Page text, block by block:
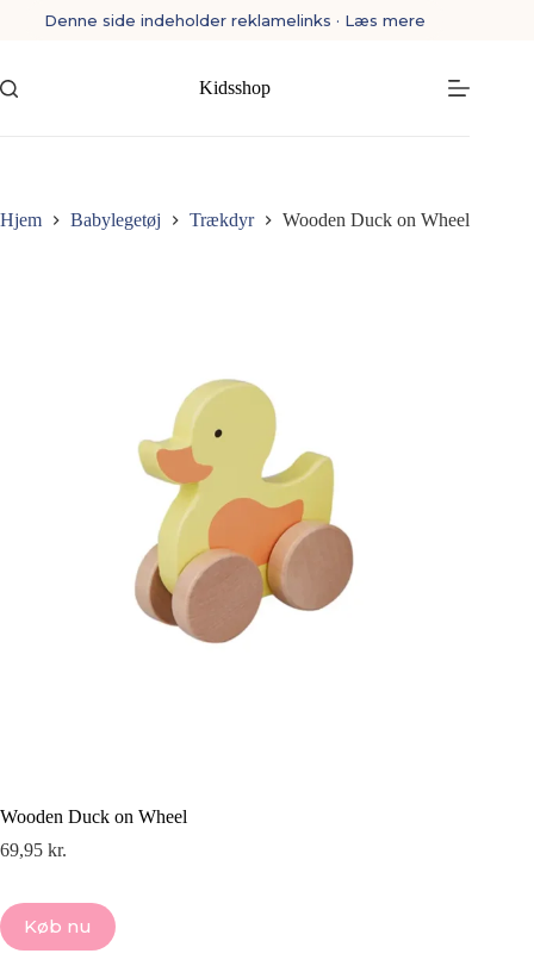
Denne side indeholder reklamelinks · Læs mere
Kidsshop
Hjem Babylegetøj Trækdyr Wooden Duck on Wheel
Wooden Duck on Wheel
69,95 kr.
Køb nu